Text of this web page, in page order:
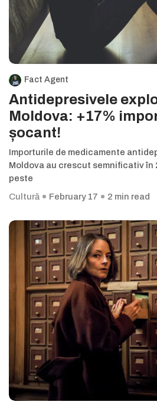
Fact Agent
Antidepresivele
Moldova: +17%
șocant!
Importurile de medicamente
Moldova au crescut semnificativ în
peste
Cultură
February 17 2 min read